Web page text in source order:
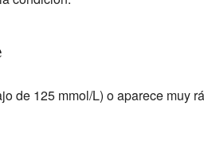
de 125 mmol/L) o aparece muy